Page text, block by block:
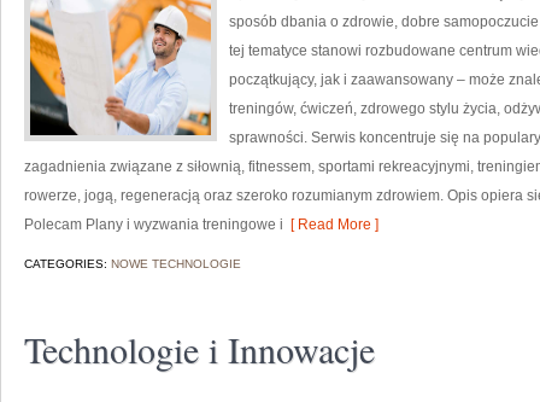
sposób dbania o zdrowie, dobre
tej tematyce stanowi rozbudowane centrum
początkujący, jak i zaawansowany – może
treningów, ćwiczeń, zdrowego stylu życia,
sprawności. Serwis koncentruje się na
zagadnienia związane z siłownią, fitnessem, sportami rekreacyjnymi,
rowerze, jogą, regeneracją oraz szeroko rozumianym zdrowiem. Opis opiera
Polecam Plany i wyzwania treningowe i [ Read More ]
CATEGORIES: NOWE TECHNOLOGIE
Technologie i Innowacje